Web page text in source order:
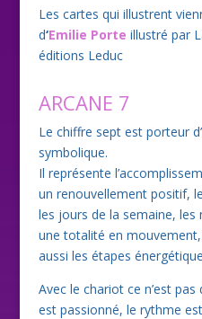
Les cartes qui illustrent
d‘Emilie Porte illustré par
éditions Leduc
ARCANE 7
Le chiffre sept est porteur
symbolique.
Il représente
un renouvellement positif,
les jours de la semaine,
une totalité en
aussi les étapes
Avec le chariot ce n’est
est passionné, le rythme